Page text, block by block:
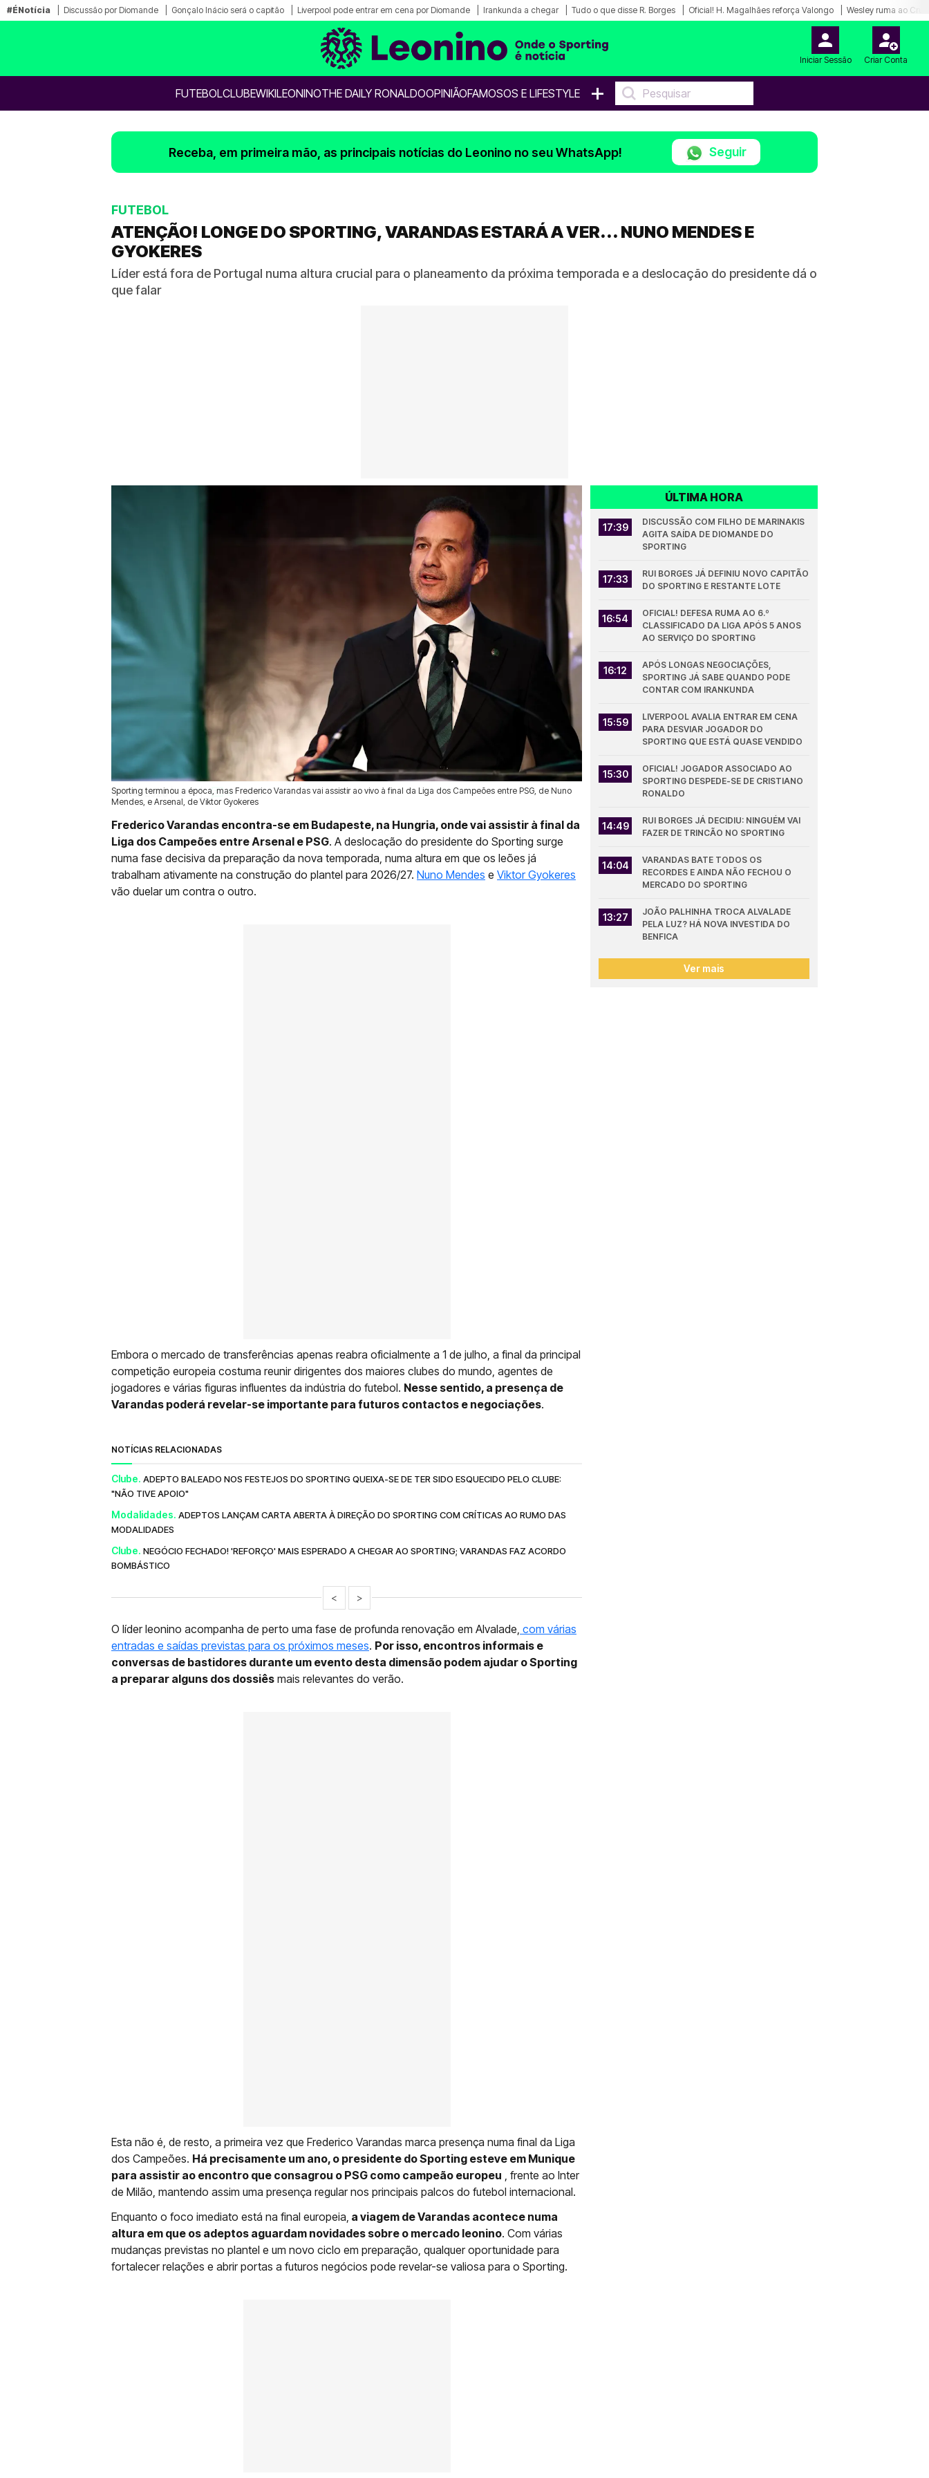
#ÉNotícia Discussão por Diomande Gonçalo Inácio será o capitão Liverpool pode entrar em cena por Diomande Irankunda a chegar Tudo o que disse R. Borges Oficial! H. Magalhães reforça Valongo Wesley ruma ao
Iniciar Sessão Criar Conta
FUTEBOLCLUBEWIKILEONINOTHE DAILY RONALDOOPINIÃOFAMOSOS E LIFESTYLE +
Receba, em primeira mão, as principais notícias do Leonino no seu WhatsApp! Seguir
FUTEBOL
ATENÇÃO! LONGE DO SPORTING, VARANDAS ESTARÁ A VER... NUNO MENDES E
GYOKERES
Líder está fora de Portugal numa altura crucial para o planeamento da próxima temporada e a deslocação do presidente dá o
que falar
Sporting terminou a época, mas Frederico Varandas vai assistir ao vivo à final da Liga dos Campeões entre PSG, de Nuno
Mendes, e Arsenal, de Viktor Gyokeres
30 Mai 2026 | 10:01 | 0
Frederico Varandas encontra-se em Budapeste, na Hungria, onde vai assistir à final da
Liga dos Campeões entre Arsenal e PSG. A deslocação do presidente do Sporting surge
numa fase decisiva da preparação da nova temporada, numa altura em que os leões já
trabalham ativamente na construção do plantel para 2026/27. Nuno Mendes e Viktor Gyokeres
vão duelar um contra o outro.
Embora o mercado de transferências apenas reabra oficialmente a 1 de julho, a final da principal
competição europeia costuma reunir dirigentes dos maiores clubes do mundo, agentes de
jogadores e várias figuras influentes da indústria do futebol. Nesse sentido, a presença de
Varandas poderá revelar-se importante para futuros contactos e negociações.
NOTÍCIAS RELACIONADAS
Clube. ADEPTO BALEADO NOS FESTEJOS DO SPORTING QUEIXA-SE DE TER SIDO ESQUECIDO PELO CLUBE:
"NÃO TIVE APOIO"
Modalidades. ADEPTOS LANÇAM CARTA ABERTA À DIREÇÃO DO SPORTING COM CRÍTICAS AO RUMO DAS
MODALIDADES
Clube. NEGÓCIO FECHADO! 'REFORÇO' MAIS ESPERADO A CHEGAR AO SPORTING; VARANDAS FAZ ACORDO
BOMBÁSTICO
< >
O líder leonino acompanha de perto uma fase de profunda renovação em Alvalade, com várias
entradas e saídas previstas para os próximos meses. Por isso, encontros informais e
conversas de bastidores durante um evento desta dimensão podem ajudar o Sporting
a preparar alguns dos dossiês mais relevantes do verão.
Esta não é, de resto, a primeira vez que Frederico Varandas marca presença numa final da Liga
dos Campeões. Há precisamente um ano, o presidente do Sporting esteve em Munique
para assistir ao encontro que consagrou o PSG como campeão europeu , frente ao Inter
de Milão, mantendo assim uma presença regular nos principais palcos do futebol internacional.
Enquanto o foco imediato está na final europeia, a viagem de Varandas acontece numa
altura em que os adeptos aguardam novidades sobre o mercado leonino. Com várias
mudanças previstas no plantel e um novo ciclo em preparação, qualquer oportunidade para
fortalecer relações e abrir portas a futuros negócios pode revelar-se valiosa para o Sporting.
ÚLTIMA HORA
17:39
DISCUSSÃO COM FILHO DE MARINAKIS
AGITA SAÍDA DE DIOMANDE DO
SPORTING
17:33
RUI BORGES JÁ DEFINIU NOVO CAPITÃO
DO SPORTING E RESTANTE LOTE
16:54
OFICIAL! DEFESA RUMA AO 6.º
CLASSIFICADO DA LIGA APÓS 5 ANOS
AO SERVIÇO DO SPORTING
16:12
APÓS LONGAS NEGOCIAÇÕES,
SPORTING JÁ SABE QUANDO PODE
CONTAR COM IRANKUNDA
15:59
LIVERPOOL AVALIA ENTRAR EM CENA
PARA DESVIAR JOGADOR DO
SPORTING QUE ESTÁ QUASE VENDIDO
15:30
OFICIAL! JOGADOR ASSOCIADO AO
SPORTING DESPEDE-SE DE CRISTIANO
RONALDO
14:49
RUI BORGES JÁ DECIDIU: NINGUÉM VAI
FAZER DE TRINCÃO NO SPORTING
14:04
VARANDAS BATE TODOS OS
RECORDES E AINDA NÃO FECHOU O
MERCADO DO SPORTING
13:27
JOÃO PALHINHA TROCA ALVALADE
PELA LUZ? HÁ NOVA INVESTIDA DO
BENFICA
Ver mais